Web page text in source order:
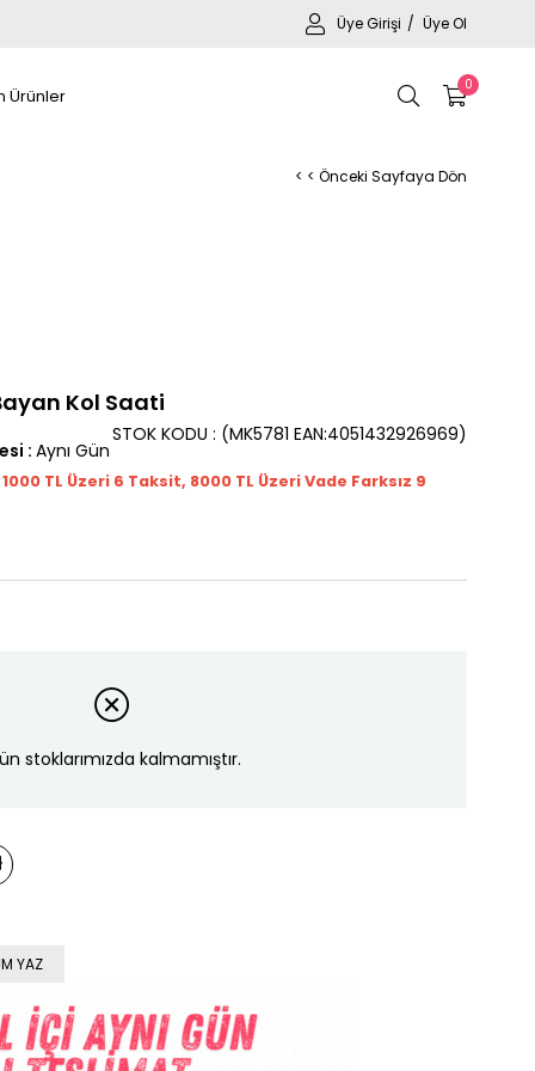
Üye Girişi Üye Ol
0
Ürünler
< < Önceki Sayfaya Dön
Kol Saati
(MK5781 EAN:4051432926969)
STOK KODU
: Aynı Gün
TL Üzeri 6 Taksit, 8000 TL Üzeri Vade Farksız 9
stoklarımızda kalmamıştır.
YAZ